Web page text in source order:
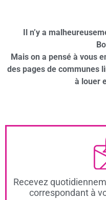
Il n’y a
Mais on a pensé à vous
des pages de communes
à louer
Recevez
correspondant à